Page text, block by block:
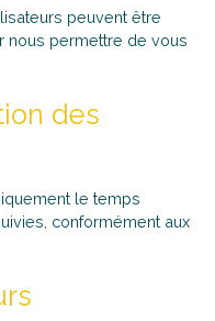
peuvent être
nous permettre de vous
des
le temps
conformément aux